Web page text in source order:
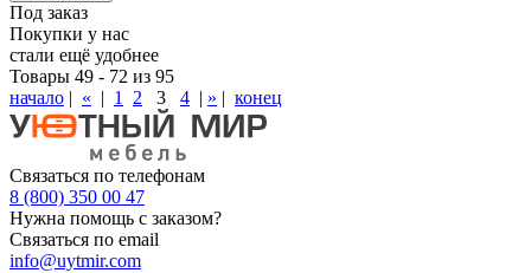
Под заказ
Покупки у нас
стали ещё удобнее
Товары 49 - 72 из 95
начало | « | 1 2 3 4 | » | конец
Связаться по телефонам
8 (800) 350 00 47
Нужна помощь с заказом?
Связаться по email
info@uytmir.com